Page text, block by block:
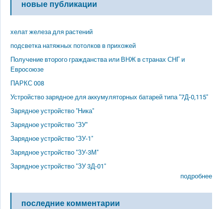
новые публикации
хелат железа для растений
подсветка натяжных потолков в прихожей
Получение второго гражданства или ВНЖ в странах СНГ и
Евросоюзе
ПАРКС 008
Устройство зарядное для аккумуляторных батарей типа "7Д-0,115"
Зарядное устройство "Ника"
Зарядное устройство "ЗУ"
Зарядное устройство "ЗУ-1"
Зарядное устройство "ЗУ-3М"
Зарядное устройство "ЗУ 3Д-01"
подробнее
последние комментарии